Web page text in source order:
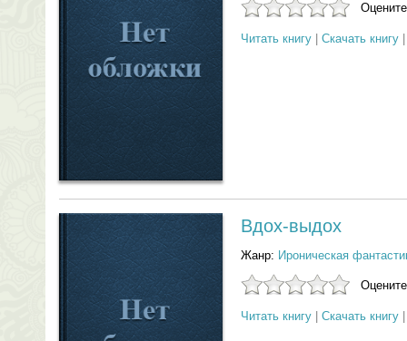
Читать книгу Скачать книгу
Вдох-выдох
Жанр: Ироническая
Читать книгу Скачать книгу